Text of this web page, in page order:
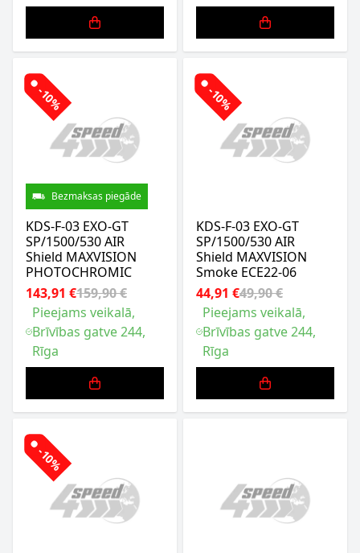
-10%
Bezmaksas piegāde
KDS-F-03 EXO-GT
SP/1500/530 AIR
Shield MAXVISION
PHOTOCHROMIC
143,91 €159,90 €
Pieejams veikalā,
Brīvības gatve 244,
Rīga
-10%
KDS-F-03 EXO-GT
SP/1500/530 AIR
Shield MAXVISION
Smoke ECE22-06
44,91 €49,90 €
Pieejams veikalā,
Brīvības gatve 244,
Rīga
-10%